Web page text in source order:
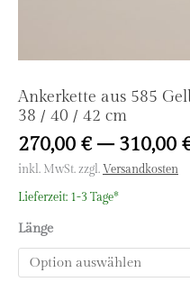
Ankerkette aus 585
38 / 40 / 42 cm
270,00 €–310,00
inkl. MwSt.zzgl.Versandkosten
Lieferzeit: 1-3 Tage*
Länge